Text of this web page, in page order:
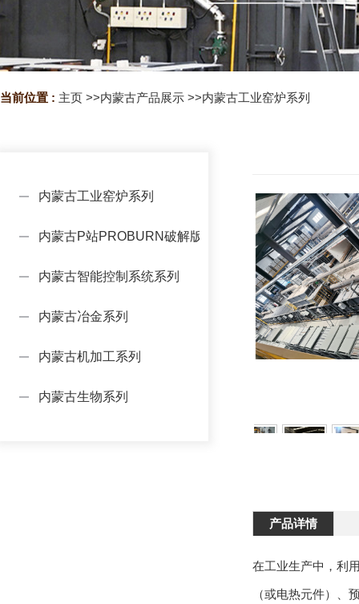
当前位置 : 主页 >>内蒙古产品展示 >>内蒙古工业窑炉系列
内蒙古工业窑炉系列
内蒙古P站PROBURN破解版设备系列
内蒙古智能控制系统系列
内蒙古冶金系列
内蒙古机加工系列
内蒙古生物系列
产品详情
在工业生产中，利
（或电热元件）、